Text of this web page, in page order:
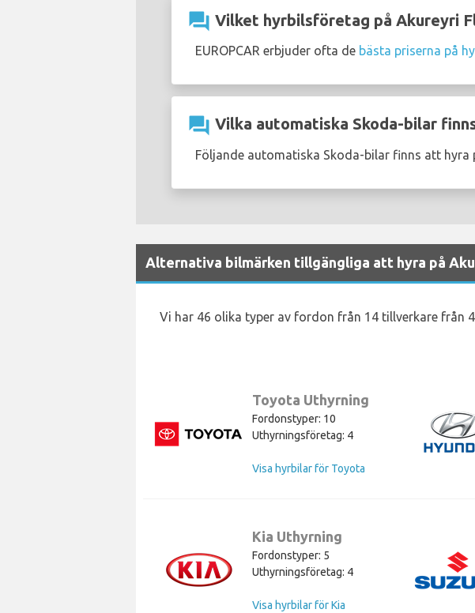
question_answer Vilket hyrbilsföretag på Akureyri
EUROPCAR erbjuder ofta de bästa priserna på
question_answer Vilka automatiska Skoda-bilar
Följande automatiska Skoda-bilar finns att hyra
Alternativa bilmärken tillgängliga att hyra på
Vi har 46 olika typer av fordon från 14 tillverkare från
Toyota Uthyrning
Fordonstyper: 10
Uthyrningsföretag: 4
Visa hyrbilar för Toyota
Kia Uthyrning
Fordonstyper: 5
Uthyrningsföretag: 4
Visa hyrbilar för Kia